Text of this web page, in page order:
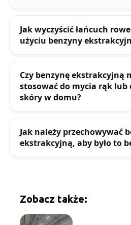
Jak wyczyścić łańcuch
użyciu benzyny
Czy benzynę ekstrakcyjną
stosować do mycia rąk lub
skóry w domu?
Jak należy przechowywać
ekstrakcyjną, aby było to
Zobacz także: